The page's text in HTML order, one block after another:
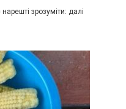
зрозуміти: далі